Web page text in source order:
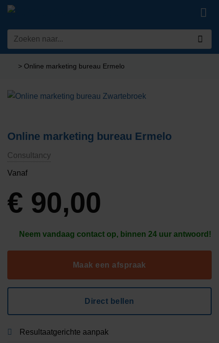
Ga
inhoud
Zoeken
> Online marketing bureau Ermelo
Online marketing bureau Ermelo
Consultancy
Vanaf
€ 90,00
Neem vandaag contact op, binnen 24 uur antwoord!
Maak een afspraak
Direct bellen
Resultaatgerichte aanpak